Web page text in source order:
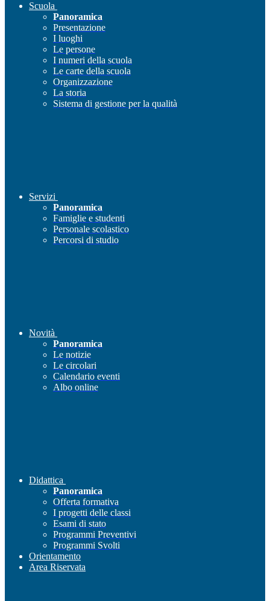
Scuola
Panoramica
Presentazione
I luoghi
Le persone
I numeri della scuola
Le carte della scuola
Organizzazione
La storia
Sistema di gestione per la qualità
Servizi
Panoramica
Famiglie e studenti
Personale scolastico
Percorsi di studio
Novità
Panoramica
Le notizie
Le circolari
Calendario eventi
Albo online
Didattica
Panoramica
Offerta formativa
I progetti delle classi
Esami di stato
Programmi Preventivi
Programmi Svolti
Orientamento
Area Riservata